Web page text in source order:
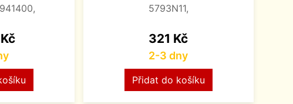
5793N11,
Cena
321 Kč
2-3 dny
Přidat do košíku